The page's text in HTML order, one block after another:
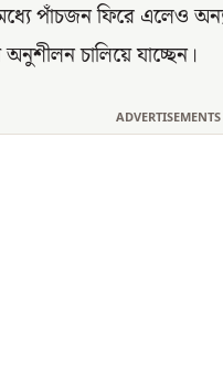
পাঁচজন ফিরে এলেও
অনুশীলন চালিয়ে যাচ্ছেন।
ADVERTISEMENTS